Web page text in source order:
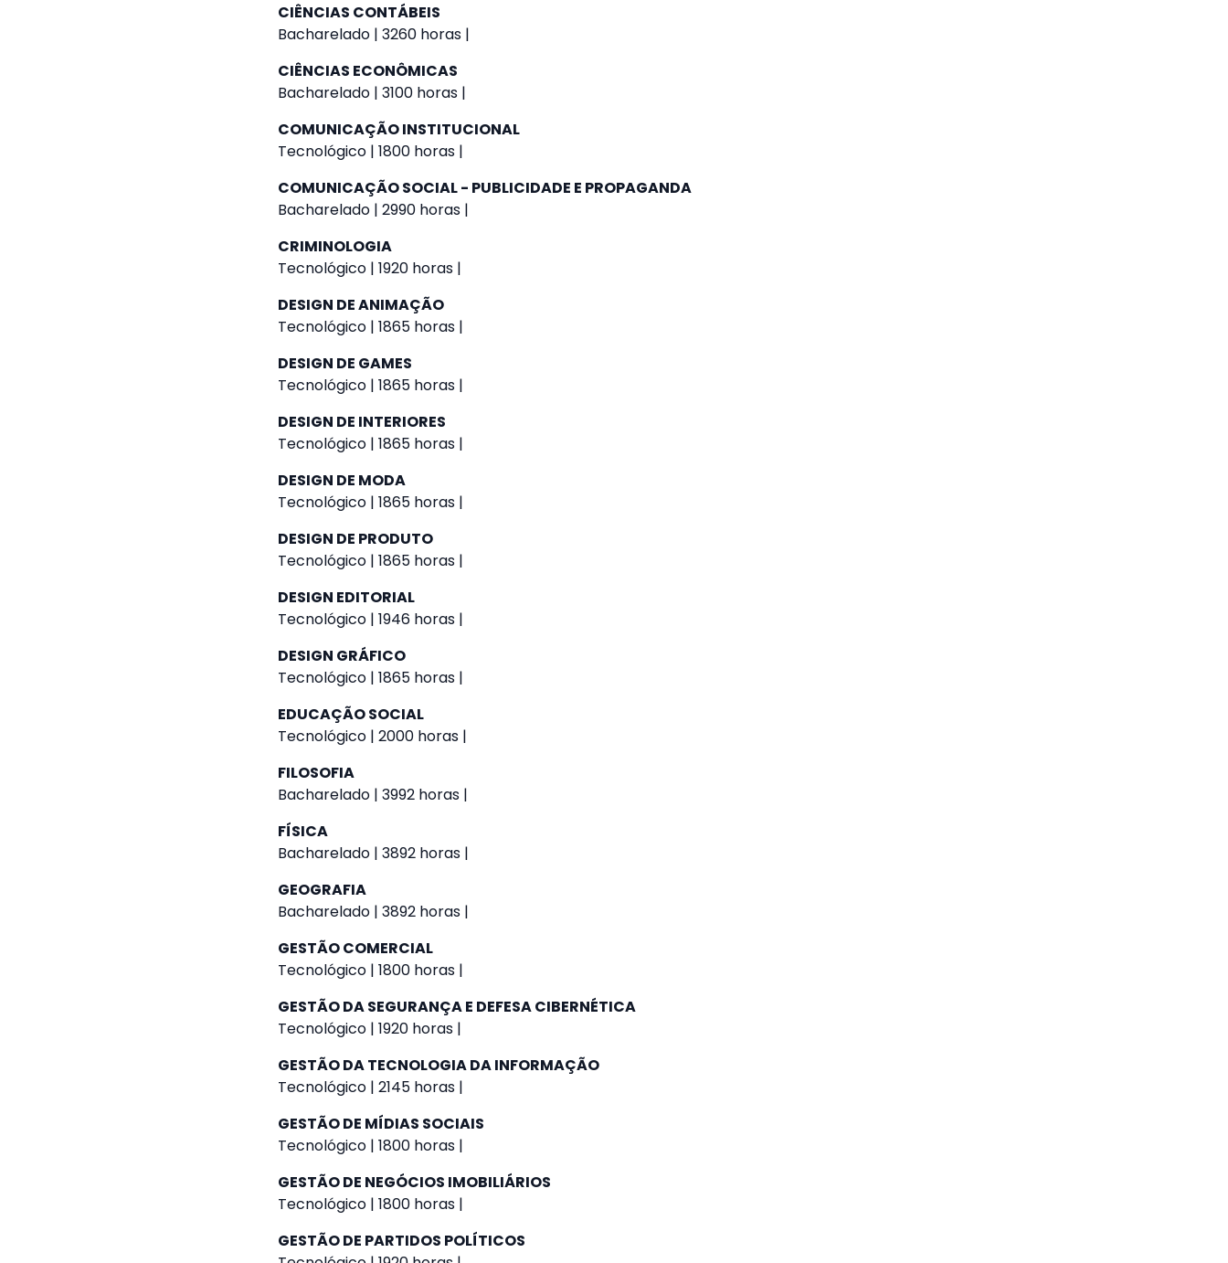
CIÊNCIAS CONTÁBEIS
Bacharelado | 3260 horas |
CIÊNCIAS ECONÔMICAS
Bacharelado | 3100 horas |
COMUNICAÇÃO INSTITUCIONAL
Tecnológico | 1800 horas |
COMUNICAÇÃO SOCIAL - PUBLICIDADE E PROPAGANDA
Bacharelado | 2990 horas |
CRIMINOLOGIA
Tecnológico | 1920 horas |
DESIGN DE ANIMAÇÃO
Tecnológico | 1865 horas |
DESIGN DE GAMES
Tecnológico | 1865 horas |
DESIGN DE INTERIORES
Tecnológico | 1865 horas |
DESIGN DE MODA
Tecnológico | 1865 horas |
DESIGN DE PRODUTO
Tecnológico | 1865 horas |
DESIGN EDITORIAL
Tecnológico | 1946 horas |
DESIGN GRÁFICO
Tecnológico | 1865 horas |
EDUCAÇÃO SOCIAL
Tecnológico | 2000 horas |
FILOSOFIA
Bacharelado | 3992 horas |
FÍSICA
Bacharelado | 3892 horas |
GEOGRAFIA
Bacharelado | 3892 horas |
GESTÃO COMERCIAL
Tecnológico | 1800 horas |
GESTÃO DA SEGURANÇA E DEFESA CIBERNÉTICA
Tecnológico | 1920 horas |
GESTÃO DA TECNOLOGIA DA INFORMAÇÃO
Tecnológico | 2145 horas |
GESTÃO DE MÍDIAS SOCIAIS
Tecnológico | 1800 horas |
GESTÃO DE NEGÓCIOS IMOBILIÁRIOS
Tecnológico | 1800 horas |
GESTÃO DE PARTIDOS POLÍTICOS